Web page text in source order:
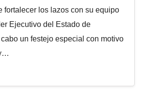
fortalecer los lazos con su equipo
Ejecutivo del Estado de
un festejo especial con motivo